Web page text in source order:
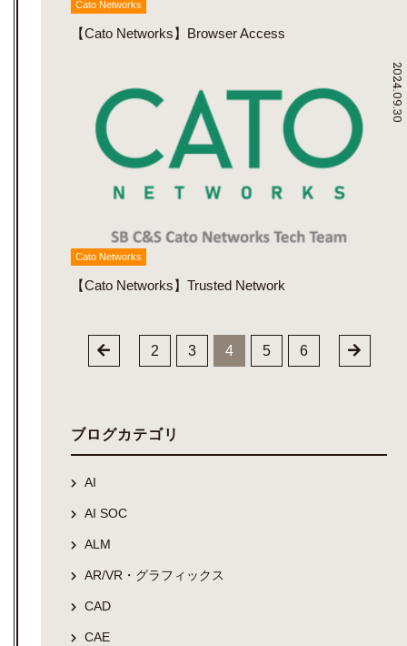
Cato Networks
【Cato Networks】Browser Access
2024.09.30
Cato Networks
【Cato Networks】Trusted Network
2 3 4 5 6
ブログカテゴリ
AI
AI SOC
ALM
AR/VR・グラフィックス
CAD
CAE